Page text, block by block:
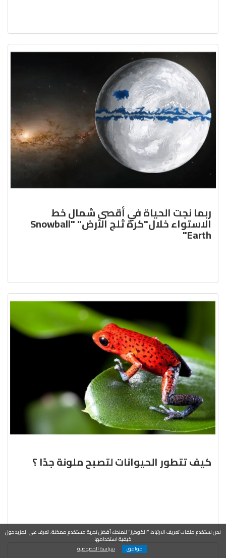
ربما نجت الحياة في أقصى شمال خط
الاستواء خلال"كرة ثلج الأرض" "Snowball
Earth"
كيف تتطور الحيوانات لتصبح ملونة جدًا ؟
نحن نستخدم ملفات تعريف الارتباط "الكوكيز" لنمنحك أفضل تجربة مستخدم ممكنة. تعرف على المزيد حول
كيفية استخدامها
موافق
سياسة الخصوصية